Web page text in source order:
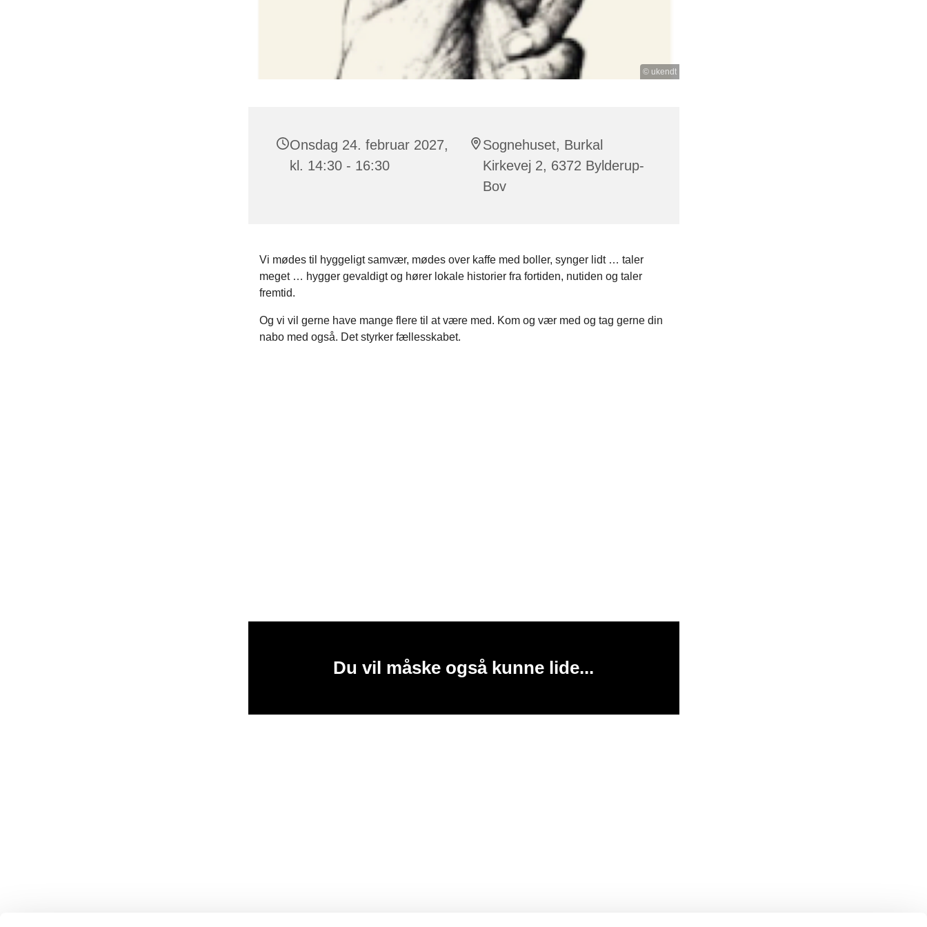
© ukendt
Onsdag 24. februar 2027,
kl. 14:30 - 16:30
Sognehuset, Burkal
Kirkevej 2, 6372 Bylderup-
Bov
Vi mødes til hyggeligt samvær, mødes over kaffe med boller, synger lidt … taler
meget … hygger gevaldigt og hører lokale historier fra fortiden, nutiden og taler
fremtid.
Og vi vil gerne have mange flere til at være med. Kom og vær med og tag gerne din
nabo med også. Det styrker fællesskabet.
Du vil måske også kunne lide...